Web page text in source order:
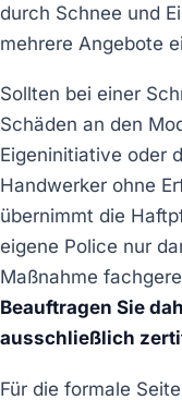
durch Schnee und
mehrere Angebote
Sollten bei einer
Schäden an den
Eigeninitiative oder
Handwerker ohne
übernimmt die
eigene Police nur
Maßnahme
Beauftragen Sie
ausschließlich
Für die formale